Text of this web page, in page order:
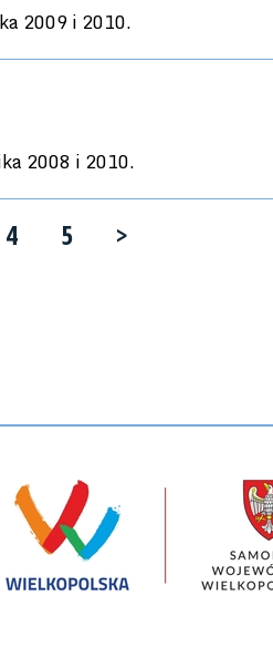
2009 i 2010.
2008 i 2010.
4 5 >